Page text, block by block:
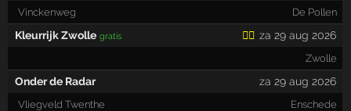
Vinckenweg De Pollen
Kleurrijk Zwolle gratis za 29 aug 2026
🏳️‍🌈
Zwolle
Onder de Radar za 29 aug 2026
Vliegveld Twenthe Enschede